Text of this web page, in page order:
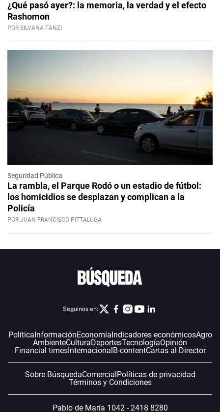
¿Qué pasó ayer?: la memoria, la verdad y el efecto
Rashomon
POR SILVANA TANZI
Seguridad Pública
La rambla, el Parque Rodó o un estadio de fútbol:
los homicidios se desplazan y complican a la
Policía
POR JUAN FRANCISCO PITTALUGA
Seguinos en:
Política InformaciónEconomía Indicadores económicosAgro
AmbienteCulturaDeportesTecnologíaOpinión
Financial timesInternacional B-contentCartas al Director
Sobre BúsquedaComercial Políticas de privacidad
Términos y Condiciones
Pablo de María 1042 - 2418 8280